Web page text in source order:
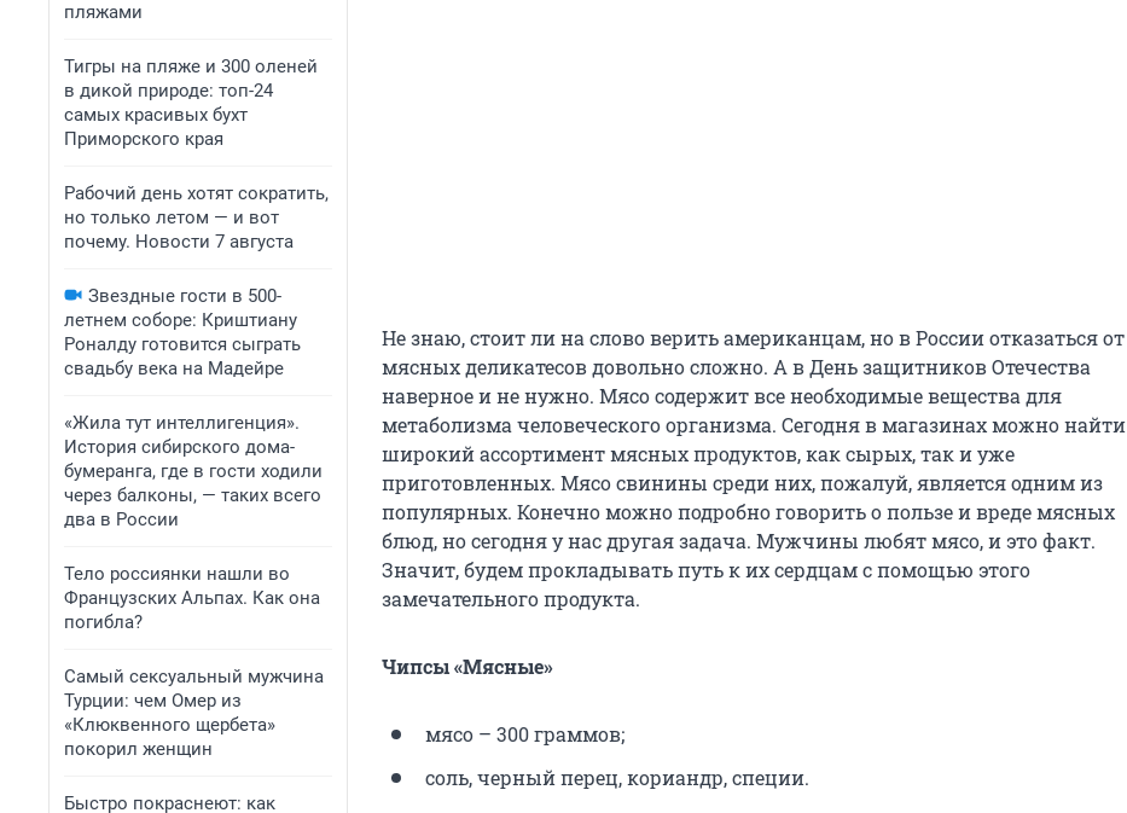
пляжами
Тигры на пляже и 300 оленей
в дикой природе: топ-24
самых красивых бухт
Приморского края
Рабочий день хотят сократить,
но только летом — и вот
почему. Новости 7 августа
Звездные гости в 500-
летнем соборе: Криштиану
Роналду готовится сыграть
свадьбу века на Мадейре
«Жила тут интеллигенция».
История сибирского дома-
бумеранга, где в гости ходили
через балконы, — таких всего
два в России
Тело россиянки нашли во
Французских Альпах. Как она
погибла?
Самый сексуальный мужчина
Турции: чем Омер из
«Клюквенного щербета»
покорил женщин
Быстро покраснеют: как
Не знаю, стоит ли на слово верить американцам, но в России отказаться от
мясных деликатесов довольно сложно. А в День защитников Отечества
наверное и не нужно. Мясо содержит все необходимые вещества для
метаболизма человеческого организма. Сегодня в магазинах можно найти
широкий ассортимент мясных продуктов, как сырых, так и уже
приготовленных. Мясо свинины среди них, пожалуй, является одним из
популярных. Конечно можно подробно говорить о пользе и вреде мясных
блюд, но сегодня у нас другая задача. Мужчины любят мясо, и это факт.
Значит, будем прокладывать путь к их сердцам с помощью этого
замечательного продукта.
Чипсы «Мясные»
мясо – 300 граммов;
соль, черный перец, кориандр, специи.